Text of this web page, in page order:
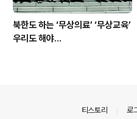
북한도 하는 ‘무상의료’ ‘무상교육’
우리도 해야...
티스토리 로